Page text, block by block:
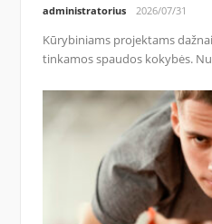
administratorius 2026/07/31
Kūrybiniams projektams
tinkamos spaudos kokybės.